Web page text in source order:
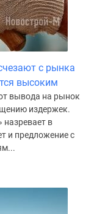
с рынка
высоким
вывода на рынок
издержек.
назревает в
и предложение с